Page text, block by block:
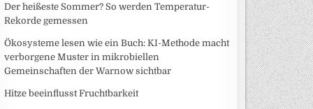
Der heißeste Sommer? So werden Temperatur-
Rekorde gemessen
Ökosysteme lesen wie ein Buch: KI-Methode macht
verborgene Muster in mikrobiellen
Gemeinschaften der Warnow sichtbar
Hitze beeinflusst Fruchtbarkeit